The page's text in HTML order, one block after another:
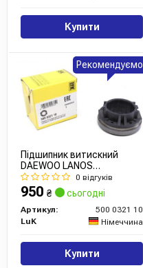
Купити
Підшипник витискний
DAEWOO LANOS
CHEVROLET AVEO 1.4-1.5-
1.6 16V 95- (вир-во Luk)
0 відгуків
950 ₴ сьогодні
Артикул:
500 0321 10
LuK
Німеччина
Купити
Рекомендуємо